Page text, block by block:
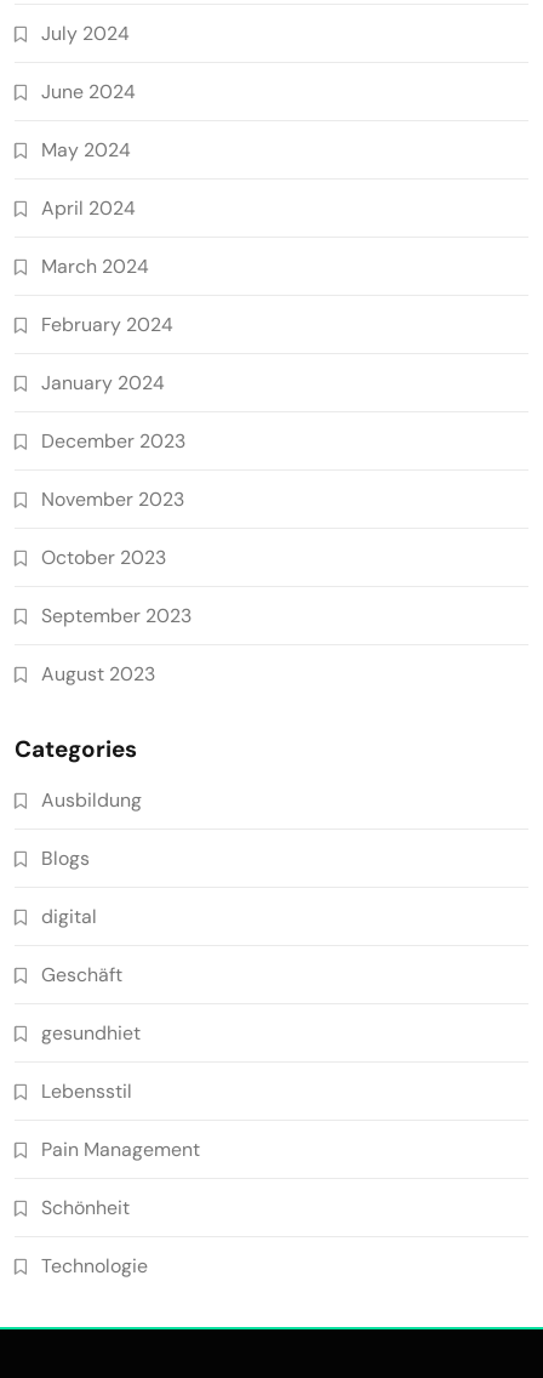
July 2024
June 2024
May 2024
April 2024
March 2024
February 2024
January 2024
December 2023
November 2023
October 2023
September 2023
August 2023
Categories
Ausbildung
Blogs
digital
Geschäft
gesundhiet
Lebensstil
Pain Management
Schönheit
Technologie